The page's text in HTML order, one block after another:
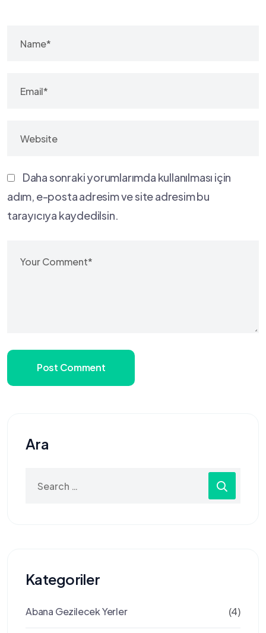
Daha sonraki yorumlarımda kullanılması için
adım, e-posta adresim ve site adresim bu
tarayıcıya kaydedilsin.
Post Comment
Ara
for:
Kategoriler
Abana Gezilecek Yerler (4)